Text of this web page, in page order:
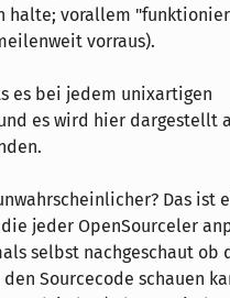
halte; vorallem
vorraus).
es bei jedem unixartigen
es wird hier dargestellt
Das ist
jeder OpenSourceler
selbst nachgeschaut ob
Sourcecode schauen